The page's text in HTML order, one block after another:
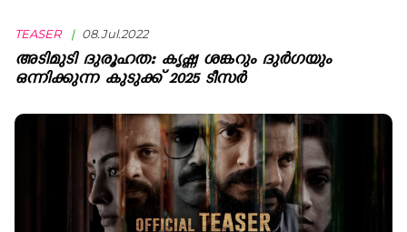
TEASER | 08.Jul.2022
അടിമുടി ദുരൂഹത: കൃഷ്ണ ശങ്കറും ദുര്‍ഗയും
ഒന്നിക്കുന്ന കുടുക്ക് 2025 ടീസര്‍